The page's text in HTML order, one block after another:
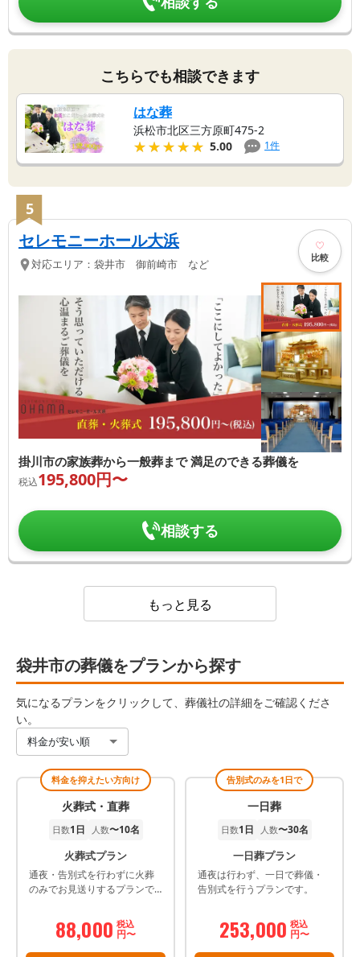
こちらでも相談できます
はな葬
浜松市北区三方原町475-2
★★★★★
★★★★★ 5.00 1件
5
セレモニーホール大浜
対応エリア： 袋井市 御前崎市 など 比較
掛川市の家族葬から一般葬まで 満足のできる葬儀を
税込195,800円〜
相談する
もっと見る
袋井市の葬儀をプランから探す
気になるプランをクリックして、葬儀社の詳細をご確認くださ
い。
料金が安い順
料金を抑えたい方向け
火葬式・直葬
日数1日 人数〜10名
火葬式プラン
通夜・告別式を行わずに火葬
のみでお見送りするプランで
88,000 税込
円〜
告別式のみを1日で
一日葬
日数1日 人数〜30名
一日葬プラン
通夜は行わず、一日で葬儀・
告別式を行うプランです。
253,000 税込
円〜